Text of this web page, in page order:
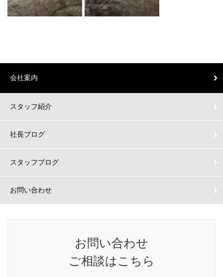
会社案内
スタッフ紹介
社長ブログ
スタッフブログ
お問い合わせ
お問い合わせ
ご相談はこちら